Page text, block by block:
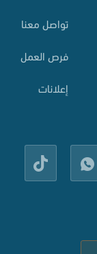
تواصل معنا
فرص العمل
إعلانات